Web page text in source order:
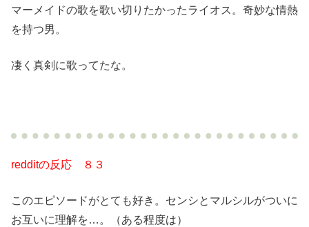
マーメイドの歌を歌い切りたかったライオス。奇妙な情熱
を持つ男。
凄く真剣に歌ってたな。
redditの反応 ８３
このエピソードがとても好き。センシとマルシルがついに
お互いに理解を…。（ある程度は）